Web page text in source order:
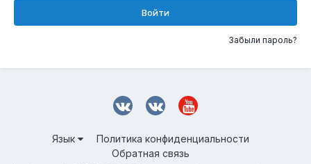
Войти
Забыли пароль?
Язык
Политика конфиденциальности
Обратная связь